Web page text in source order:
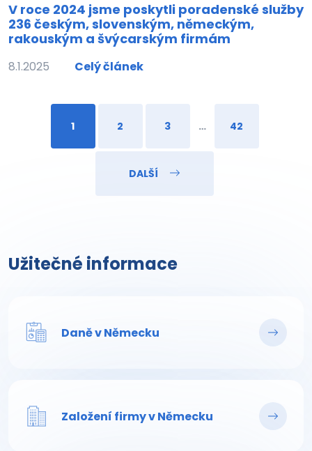
V roce 2024 jsme poskytli poradenské služby
236 českým, slovenským, německým,
rakouským a švýcarským firmám
8.1.2025 Celý článek
1 2 3 … 42
DALŠÍ
Užitečné informace
Daně v Německu
Založení firmy v Německu